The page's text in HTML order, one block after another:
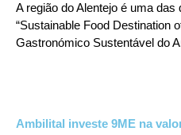
A região do Alentejo é uma
“Sustainable Food Destination
Gastronómico Sustentável do
Ambilital investe 9ME na